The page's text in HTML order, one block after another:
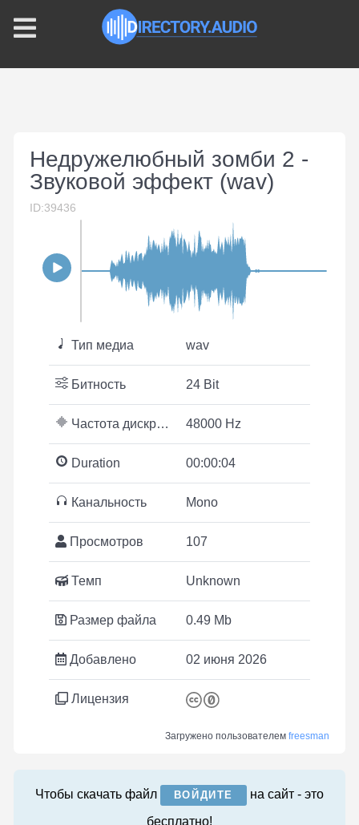
Недружелюбный зомби 2 -
Звуковой эффект (wav)
ID:39436
Тип медиа wav
Битность 24 Bit
Частота дискретизации 48000 Hz
Duration 00:00:04
Канальность Mono
Просмотров 107
Темп Unknown
Размер файла 0.49 Mb
Добавлено 02 июня 2026
Лицензия
Загружено пользователем freesman
Чтобы скачать файл ВОЙДИТЕ
на сайт - это
бесплатно!